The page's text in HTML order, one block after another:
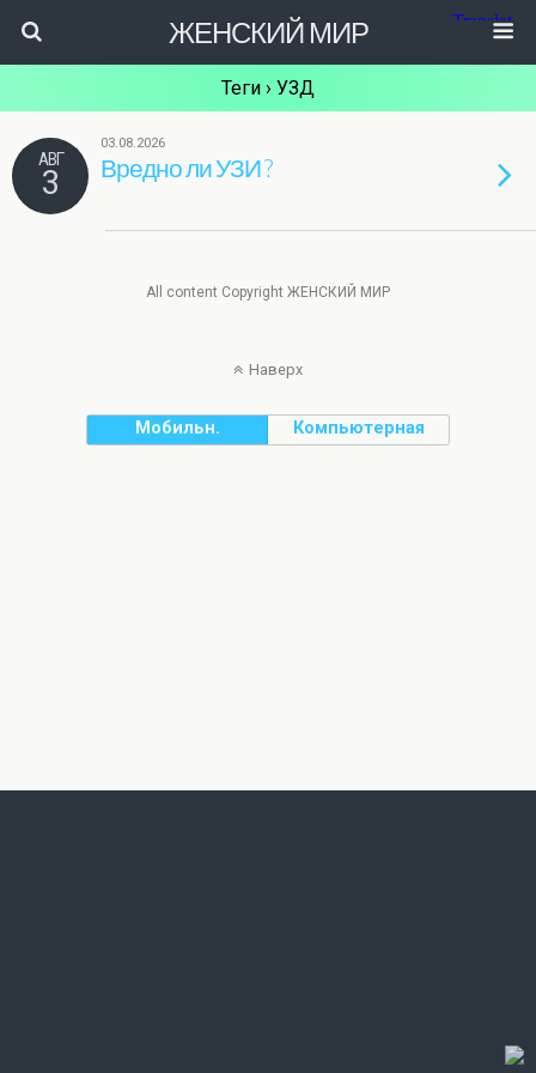
ЖЕНСКИЙ МИР
Теги › УЗД
АВГ
3
03.08.2026
Вредно ли УЗИ ?
All content Copyright ЖЕНСКИЙ МИР
Наверх
Мобильн. Компьютерная